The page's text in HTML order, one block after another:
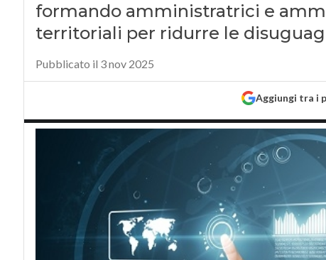
formando amministratrici e
territoriali per ridurre le
Pubblicato il 3 nov 2025
Aggiungi tra i